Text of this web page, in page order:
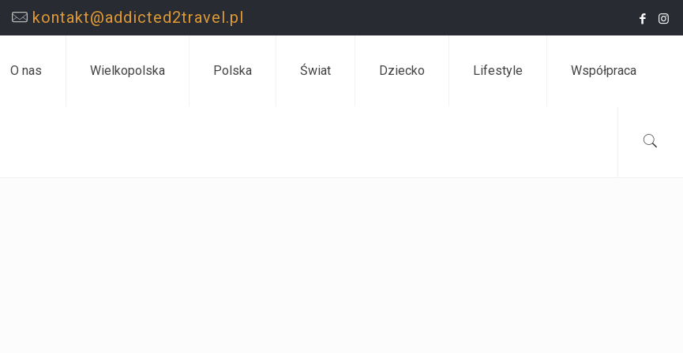
kontakt@addicted2travel.pl
O nas Wielkopolska Polska Świat Dziecko Lifestyle Współpraca